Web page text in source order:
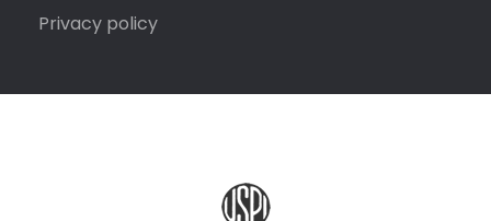
Privacy policy